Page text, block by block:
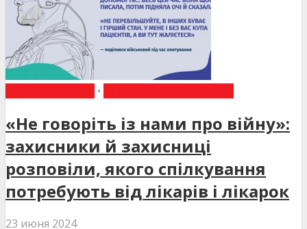
•
«Не говоріть із нами про війну»:
захисники й захисниці
розповіли, якого спілкування
потребують від лікарів і лікарок
23 июня 2024